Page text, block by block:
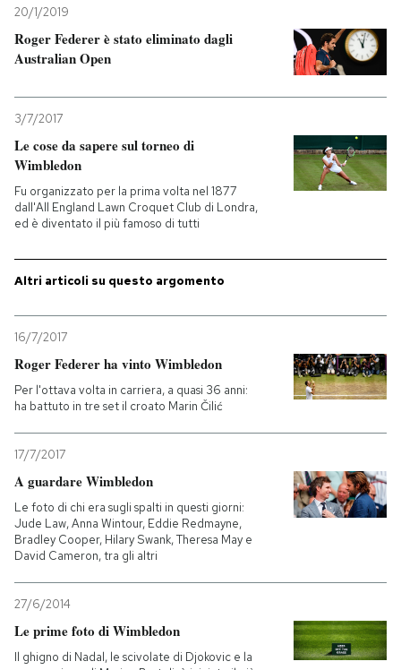
PODCAST
NEWSLETTER
I MIEI PREFERITI
SHOP
CALENDARIO
AREA PERSONALE
Entra
20/1/2019
Roger Federer è stato eliminato dagli
Australian Open
3/7/2017
Le cose da sapere sul torneo di
Wimbledon
Fu organizzato per la prima volta nel 1877
dall'All England Lawn Croquet Club di Londra,
ed è diventato il più famoso di tutti
Altri articoli su questo argomento
16/7/2017
Roger Federer ha vinto Wimbledon
Per l'ottava volta in carriera, a quasi 36 anni:
ha battuto in tre set il croato Marin Čilić
17/7/2017
A guardare Wimbledon
Le foto di chi era sugli spalti in questi giorni:
Jude Law, Anna Wintour, Eddie Redmayne,
Bradley Cooper, Hilary Swank, Theresa May e
David Cameron, tra gli altri
27/6/2014
Le prime foto di Wimbledon
Il ghigno di Nadal, le scivolate di Djokovic e la